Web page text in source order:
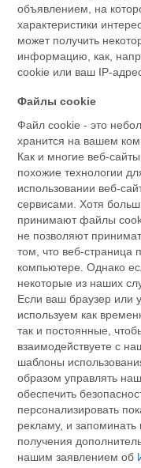
объявлением, на
характеристики
может получить
информацию, как,
cookie или ваш IP-
Файлы cookie
Файл cookie - это
хранится на вашем
Как и многие веб-
похожие технологии
использовании веб-
сервисами. Хотя
принимают файлы
не позволяют
том, что веб-страница
компьютере. Однако
некоторые из наших
Если ваш браузер или
используем как
так и постоянные,
взаимодействуете с
шаблоны
образом управлять
обеспечить
персонализировать
рекламу, и
получения
нашим заявлением об